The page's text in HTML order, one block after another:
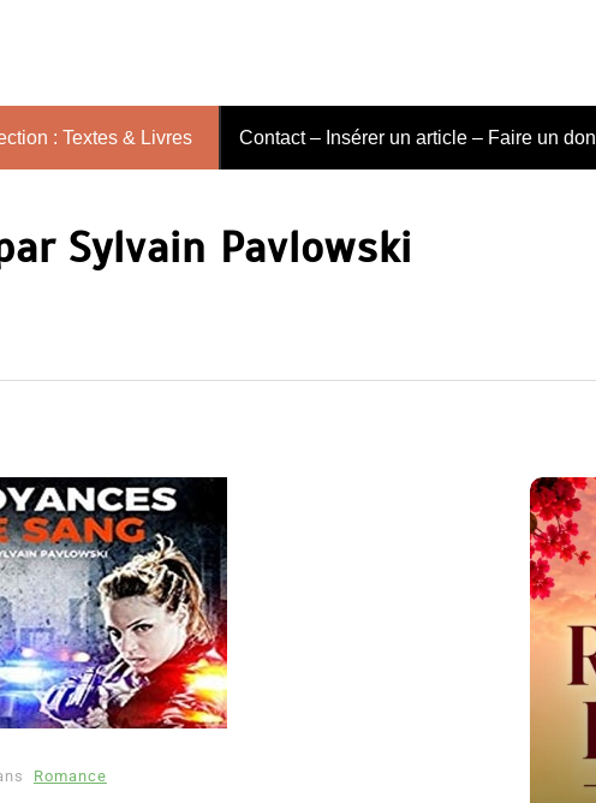
: Textes & Livres Contact – Insérer un article – Faire un don
Sylvain Pavlowski
Romance